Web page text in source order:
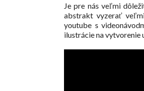
Je pre nás veľmi
abstrakt vyzerať
youtube s
ilustrácie na vytvorenie